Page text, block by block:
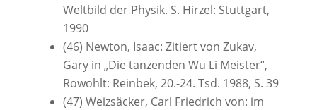
Weltbild der Physik. S. Hirzel: Stuttgart,
1990
(46) Newton, Isaac: Zitiert von Zukav,
Gary in „Die tanzenden Wu Li Meister“,
Rowohlt: Reinbek, 20.-24. Tsd. 1988, S. 39
(47) Weizsäcker, Carl Friedrich von: im